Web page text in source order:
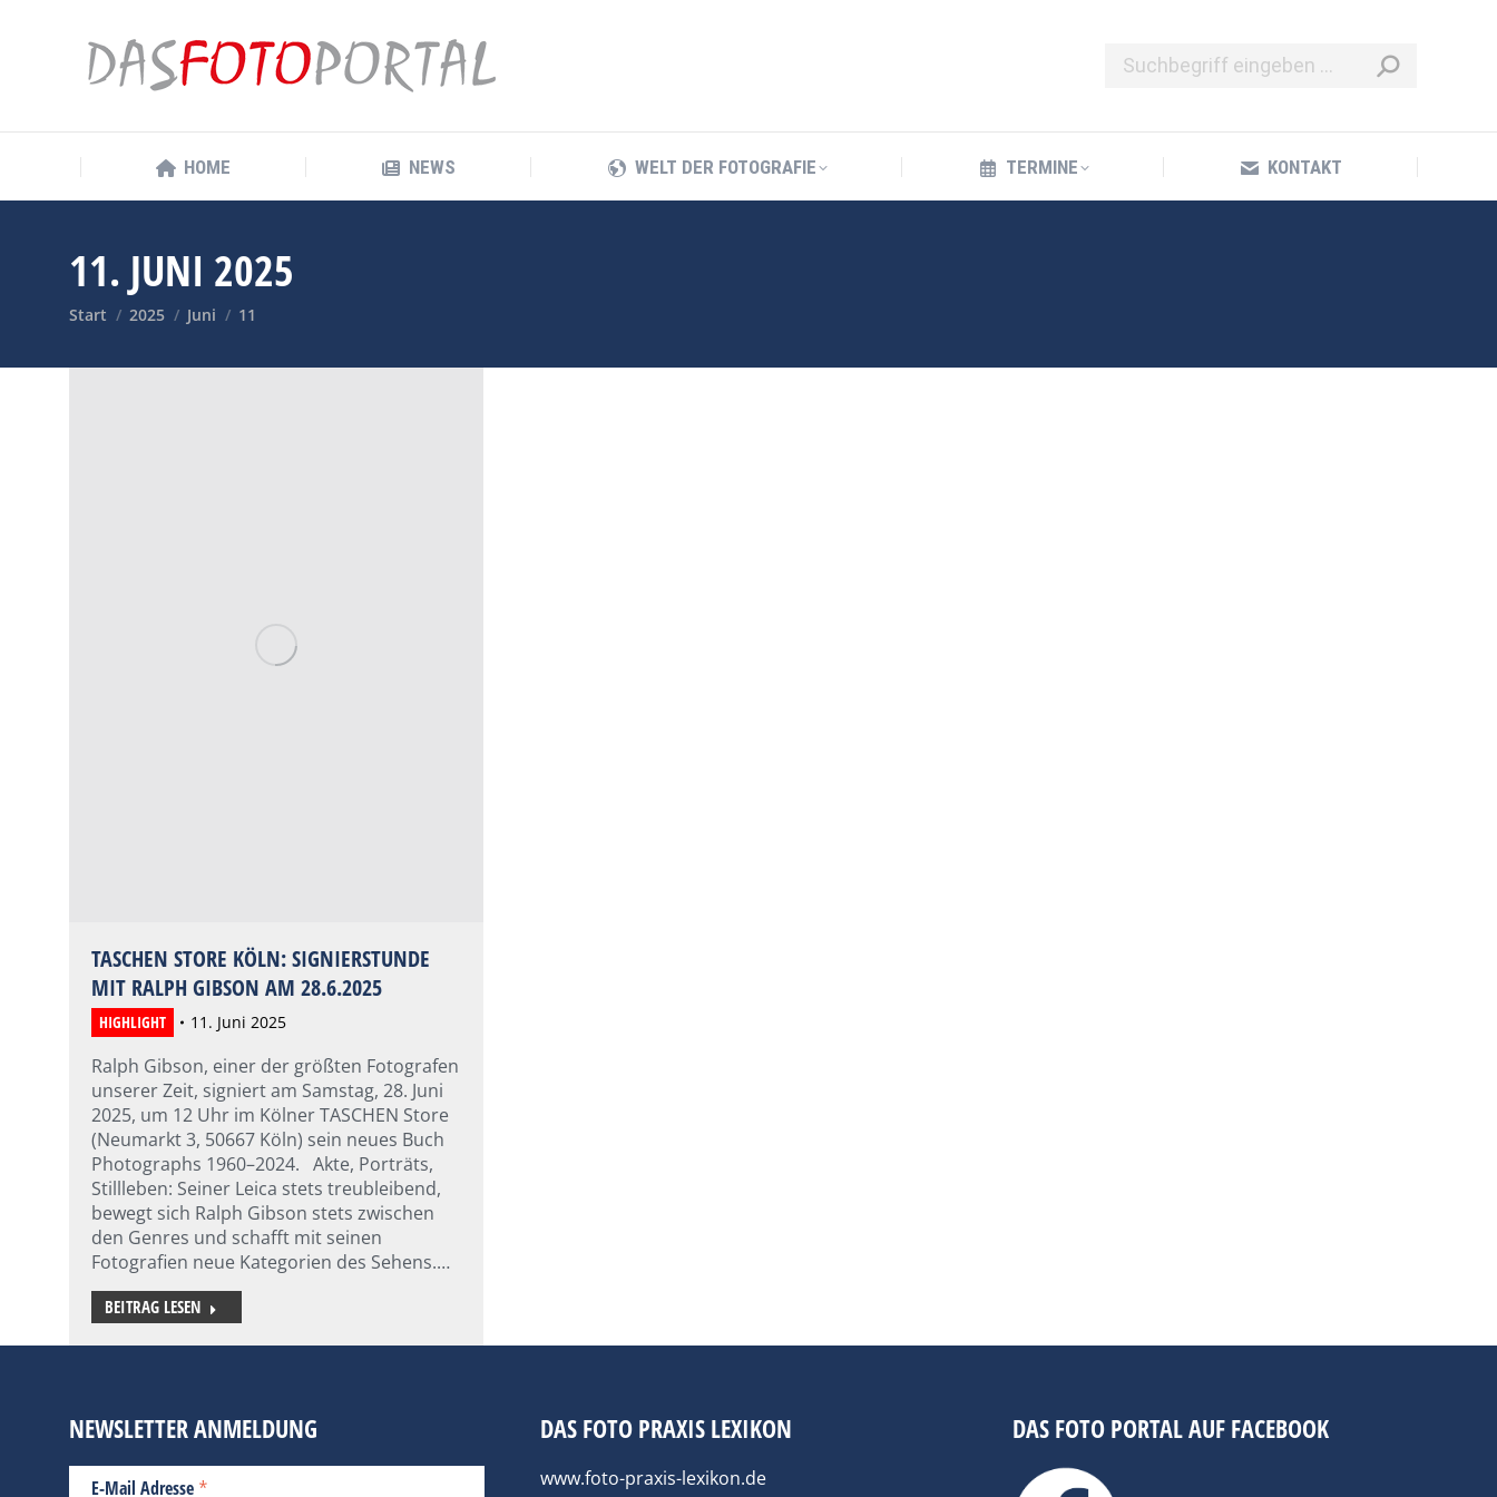
HOME NEWS WELT DER FOTOGRAFIE TERMINE KONTAKT
11. JUNI 2025
Sie befinden sich hier:
Start 2025 Juni 11
TASCHEN STORE KÖLN: SIGNIERSTUNDE
MIT RALPH GIBSON AM 28.6.2025
HIGHLIGHT 11. Juni 2025
Ralph Gibson, einer der größten Fotografen
unserer Zeit, signiert am Samstag, 28. Juni
2025, um 12 Uhr im Kölner TASCHEN Store
(Neumarkt 3, 50667 Köln) sein neues Buch
Photographs 1960–2024. Akte, Porträts,
Stillleben: Seiner Leica stets treubleibend,
bewegt sich Ralph Gibson stets zwischen
den Genres und schafft mit seinen
Fotografien neue Kategorien des Sehens.…
BEITRAG LESEN
NEWSLETTER ANMELDUNG
E-Mail Adresse
DAS FOTO PRAXIS LEXIKON
www.foto-praxis-lexikon.de
DAS FOTO PORTAL AUF FACEBOOK
HOME NEWS